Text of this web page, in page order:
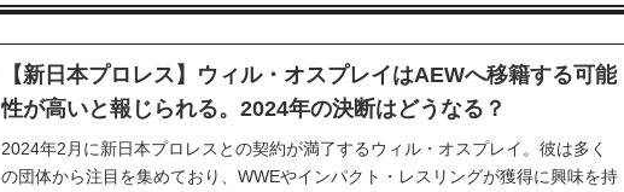
【新日本プロレス】ウィル・オスプレイはAEWへ移籍する可能
性が高いと報じられる。2024年の決断はどうなる？
2024年2月に新日本プロレスとの契約が満了するウィル・オスプレイ。彼は多く
の団体から注目を集めており、WWEやインパクト・レスリングが獲得に興味を持